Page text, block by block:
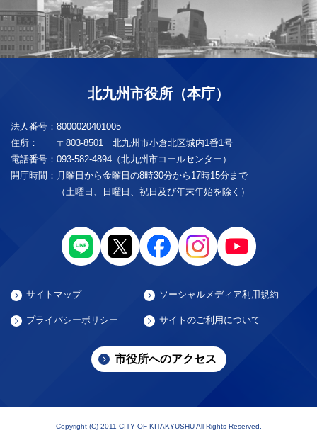
北九州市役所（本庁）
法人番号： 8000020401005
住所：
〒803-8501 北九州市小倉北区城内1番1号
電話番号： 093-582-4894（北九州市コールセンター）
開庁時間： 月曜日から金曜日の8時30分から17時15分まで
（土曜日、日曜日、祝日及び年末年始を除く）
サイトマップ ソーシャルメディア利用規約
プライバシーポリシー サイトのご利用について
市役所へのアクセス
Copyright (C) 2011 CITY OF KITAKYUSHU All Rights Reserved.